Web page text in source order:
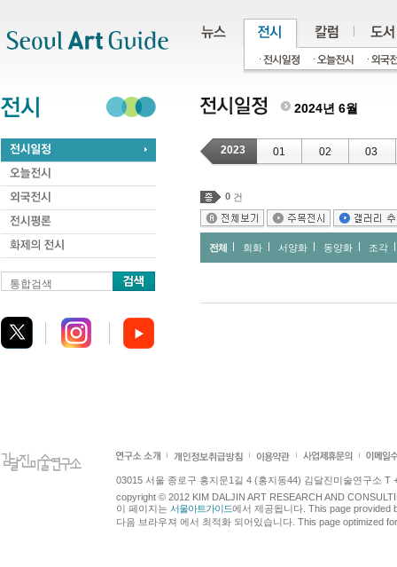
통합검색
2024년 6월
2023 01 02 03
0 건
전체 회화 서양화 동양화 조각
03015 서울 종로구 홍지문1길 4 (홍지동44) 김달진미술연구소 T
copyright © 2012 KIM DALJIN ART RESEARCH AND
이 페이지는 서울아트가이드에서 제공됩니다. This page provided
다음 브라우져 에서 최적화 되어있습니다. This page optimized